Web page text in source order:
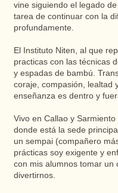
vine siguiendo el legado
tarea de continuar con la
profundamente.
El Instituto Niten, al que
practicas con las técnicas
y espadas de bambú.
coraje, compasión, lealtad
enseñanza es dentro y
Vivo en Callao y
donde está la sede
un sempai (compañero
prácticas soy exigente y
con mis alumnos tomar un
divertirnos.